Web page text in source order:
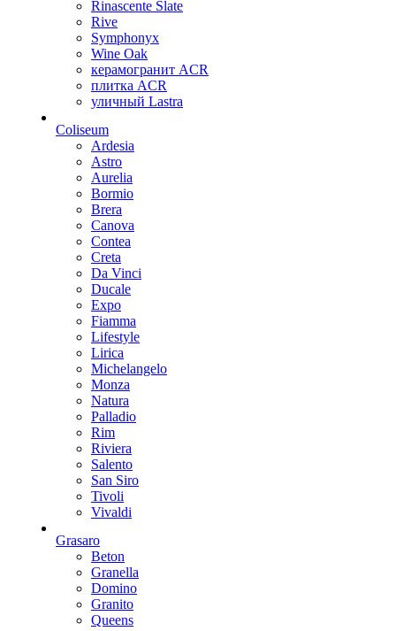
Rinascente Slate
Rive
Symphonyx
Wine Oak
керамогранит ACR
плитка ACR
уличный Lastra
Coliseum
Ardesia
Astro
Aurelia
Bormio
Brera
Canova
Contea
Creta
Da Vinci
Ducale
Expo
Fiamma
Lifestyle
Lirica
Michelangelo
Monza
Natura
Palladio
Rim
Riviera
Salento
San Siro
Tivoli
Vivaldi
Grasaro
Beton
Granella
Domino
Granito
Queens